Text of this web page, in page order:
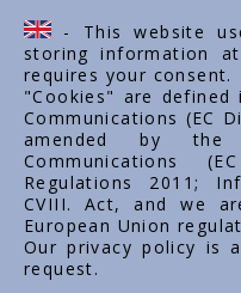
Tárhely adatok
Támogatások
- This website
storing information
requires your consent.
"Cookies" are defined
Communications (EC
amended by the
Communications
Regulations 2011;
CVIII. Act, and we
European Union
Our privacy policy is
request.